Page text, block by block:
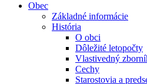
Obec
Základné informácie
História
O obci
Dôležité letopočty
Vlastivedný
Cechy
Starostovia a